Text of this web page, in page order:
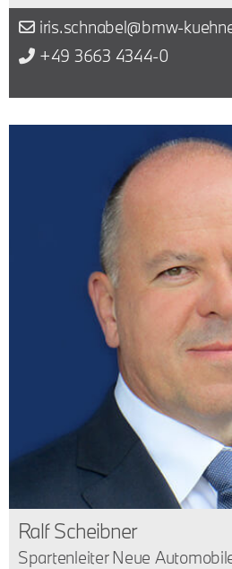
iris.schnabel@bmw-
+49 3663 4344-0
Ralf Scheibner
Spartenleiter Neue